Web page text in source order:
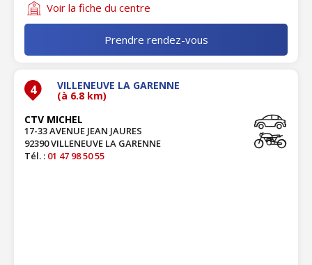
Voir la fiche du centre
Prendre rendez-vous
4 VILLENEUVE LA GARENNE
(à 6.8 km)
CTV MICHEL
17-33 AVENUE JEAN JAURES
92390 VILLENEUVE LA GARENNE
Tél. : 01 47 98 50 55